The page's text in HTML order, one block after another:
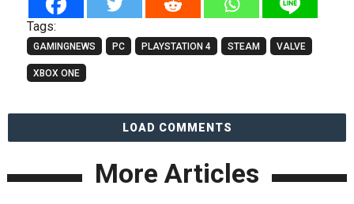
Tags:
GAMINGNEWS PC PLAYSTATION 4 STEAM VALVE
XBOX ONE
LOAD COMMENTS
More Articles